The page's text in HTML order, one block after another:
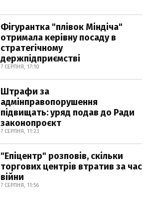
Фігурантка "плівок Міндіча"
отримала керівну посаду в
стратегічному
держпідприємстві
7 СЕРПНЯ, 17:10
Штрафи за
адмінправопорушення
підвищать: уряд подав до Ради
законопроєкт
7 СЕРПНЯ, 11:23
"Епіцентр" розповів, скільки
торгових центрів втратив за час
війни
7 СЕРПНЯ, 11:56